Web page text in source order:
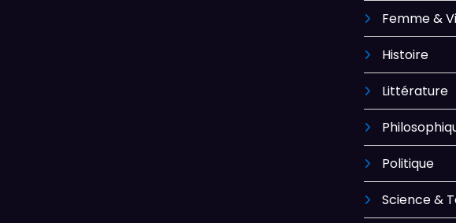
Femme &
Histoire
Littérature
Politique
Science &